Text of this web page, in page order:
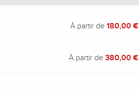
À partir de180,00 €
À partir de380,00 €